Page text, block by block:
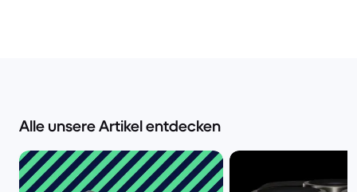
Alle unsere Artikel entdecken